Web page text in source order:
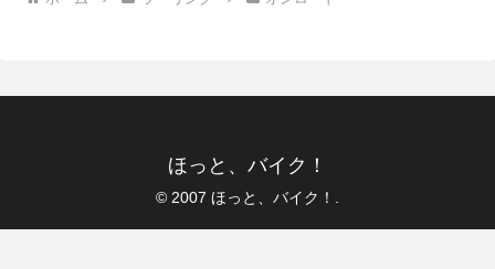
ほっと、バイク！
© 2007 ほっと、バイク！.